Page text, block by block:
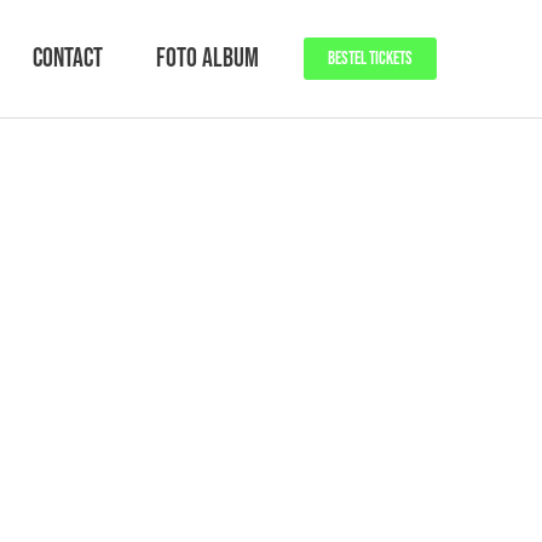
Contact Foto Album BESTEL TICKETS